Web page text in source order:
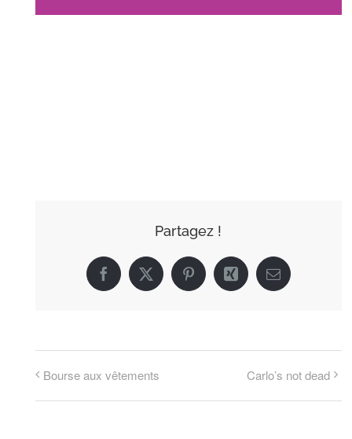
Partagez !
Facebook
X PinterestXing Email
Bourse aux vêtements Carlo’s not dead